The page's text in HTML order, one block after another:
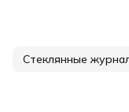
Стеклянные